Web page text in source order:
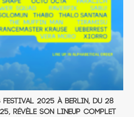
Festival 2025 à Berlin, du 28
révèle son lineup complet